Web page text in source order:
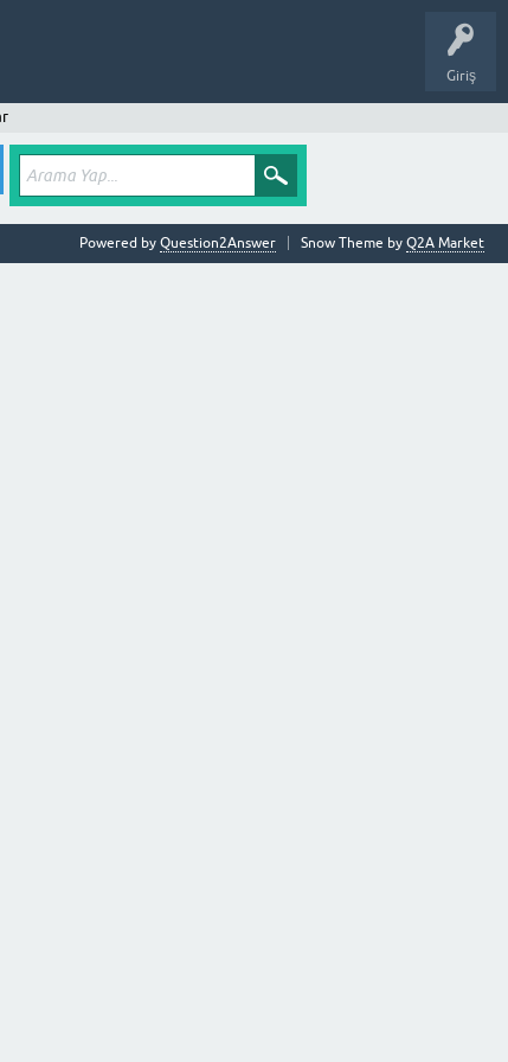
Giriş
Snow Theme by Q2A Market
Powered by Question2Answer